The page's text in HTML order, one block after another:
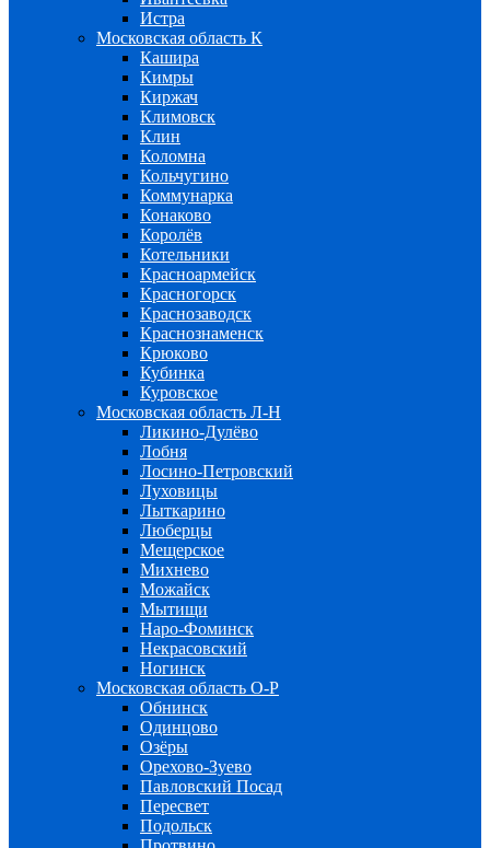
Истра
Московская область К
Кашира
Кимры
Киржач
Климовск
Клин
Коломна
Кольчугино
Коммунарка
Конаково
Королёв
Котельники
Красноармейск
Красногорск
Краснозаводск
Краснознаменск
Крюково
Кубинка
Куровское
Московская область Л-Н
Ликино-Дулёво
Лобня
Лосино-Петровский
Луховицы
Лыткарино
Люберцы
Мещерское
Михнево
Можайск
Мытищи
Наро-Фоминск
Некрасовский
Ногинск
Московская область О-Р
Обнинск
Одинцово
Озёры
Орехово-Зуево
Павловский Посад
Пересвет
Подольск